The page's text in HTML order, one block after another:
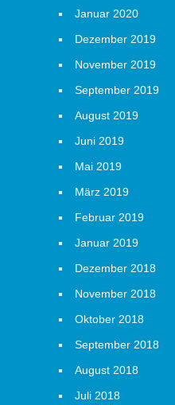
Januar 2020
Dezember 2019
November 2019
September 2019
August 2019
Juni 2019
Mai 2019
März 2019
Februar 2019
Januar 2019
Dezember 2018
November 2018
Oktober 2018
September 2018
August 2018
Juli 2018